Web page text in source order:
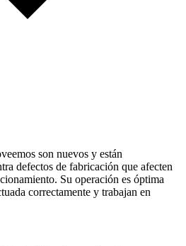
son nuevos y están
defectos de fabricación que afecten
Su operación es óptima
correctamente y trabajan en